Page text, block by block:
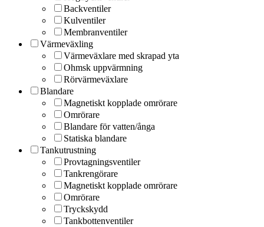
Backventiler
Kulventiler
Membranventiler
Värmeväxling
Värmeväxlare med skrapad yta
Ohmsk uppvärmning
Rörvärmeväxlare
Blandare
Magnetiskt kopplade omrörare
Omrörare
Blandare för vatten/ånga
Statiska blandare
Tankutrustning
Provtagningsventiler
Tankrengörare
Magnetiskt kopplade omrörare
Omrörare
Tryckskydd
Tankbottenventiler